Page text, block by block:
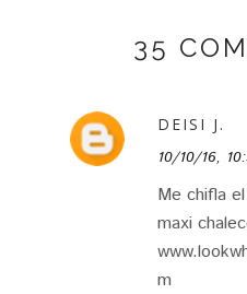
35
DEISI J.
10/10/16,
Me chifla
maxi
m